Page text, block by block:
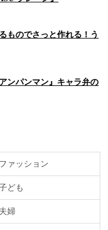
ものでさっと作れる！う
ンパンマン』キャラ弁の
ファッション
ども
夫婦